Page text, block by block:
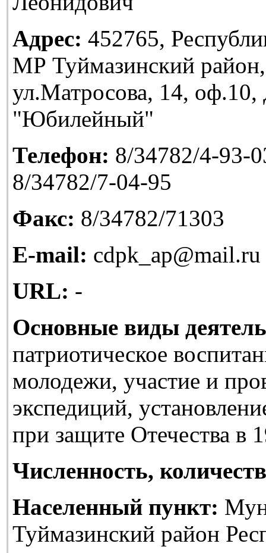
Адрес: 452765,
МР Туймазинский
ул.Матросова, 14,
"Юбилейный"
Телефон: 8/34782/4-93-
8/34782/7-04-95
Факс: 8/34782/71303
E-mail: cdpk_ap@mail.ru
URL: -
Основные виды
патриотическое
молодежи, участие и
экспедиций,
при защите Отечества в
Численность,
Населенный пункт:
Туймазинский район